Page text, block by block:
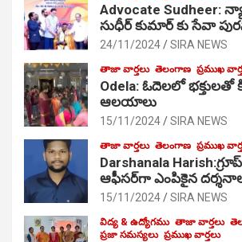
Advocate Sudheer:
సుధీర్ కుమార్ కు సేవా
24/11/2024 SIRA NEWS
తాజా వార్తలు తెలంగాణ ప్రముఖ
Odela: ఓదెల‌లో
ఆల‌యాలు
15/11/2024 SIRA NEWS
తాజా వార్తలు తెలంగాణ ప్రముఖ
Darshanala
ఆఫీసర్‌గా ఎంపికైన
15/11/2024 SIRA NEWS
విద్య & ఉద్యోగము తాజా వార్తలు
ప్రజా సమస్యలు ప్రముఖ వార్తలు